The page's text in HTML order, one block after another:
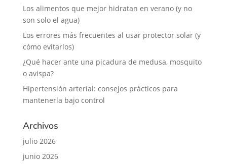
Los alimentos que mejor hidratan en verano (y no
son solo el agua)
Los errores más frecuentes al usar protector solar (y
cómo evitarlos)
¿Qué hacer ante una picadura de medusa, mosquito
o avispa?
Hipertensión arterial: consejos prácticos para
mantenerla bajo control
Archivos
julio 2026
junio 2026